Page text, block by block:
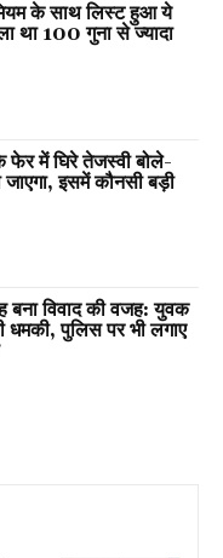
के साथ लिस्ट हुआ ये
था 100 गुना से ज्यादा
फेर में घिरे तेजस्वी बोले-
इसमें कौनसी बड़ी
बना विवाद की वजह: युवक
धमकी, पुलिस पर भी लगाए